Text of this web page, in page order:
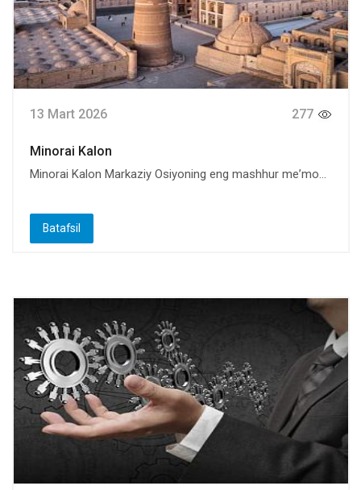
13 Mart 2026 277
Minorai Kalon
Minorai Kalon Markaziy Osiyoning eng mashhur meʼmo...
Batafsil